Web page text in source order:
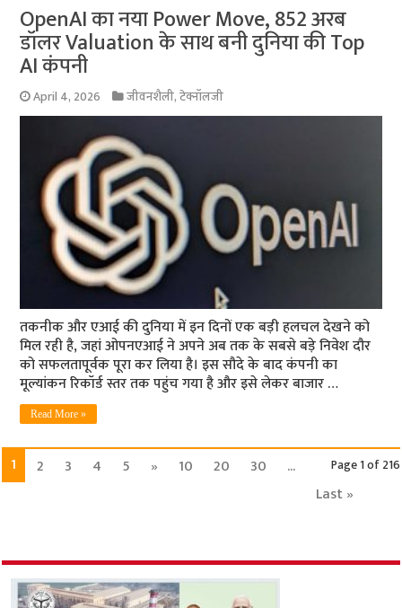
OpenAI का नया Power Move, 852 अरब
डॉलर Valuation के साथ बनी दुनिया की Top
AI कंपनी
April 4, 2026 जीवनशैली,टेक्नॉलजी
तकनीक और एआई की दुनिया में इन दिनों एक बड़ी हलचल देखने को
मिल रही है, जहां ओपनएआई ने अपने अब तक के सबसे बड़े निवेश दौर
को सफलतापूर्वक पूरा कर लिया है। इस सौदे के बाद कंपनी का
मूल्यांकन रिकॉर्ड स्तर तक पहुंच गया है और इसे लेकर बाजार …
Read More »
Page 1 of 216
1 2 3 4 5 » 10 20 30
...
Last »